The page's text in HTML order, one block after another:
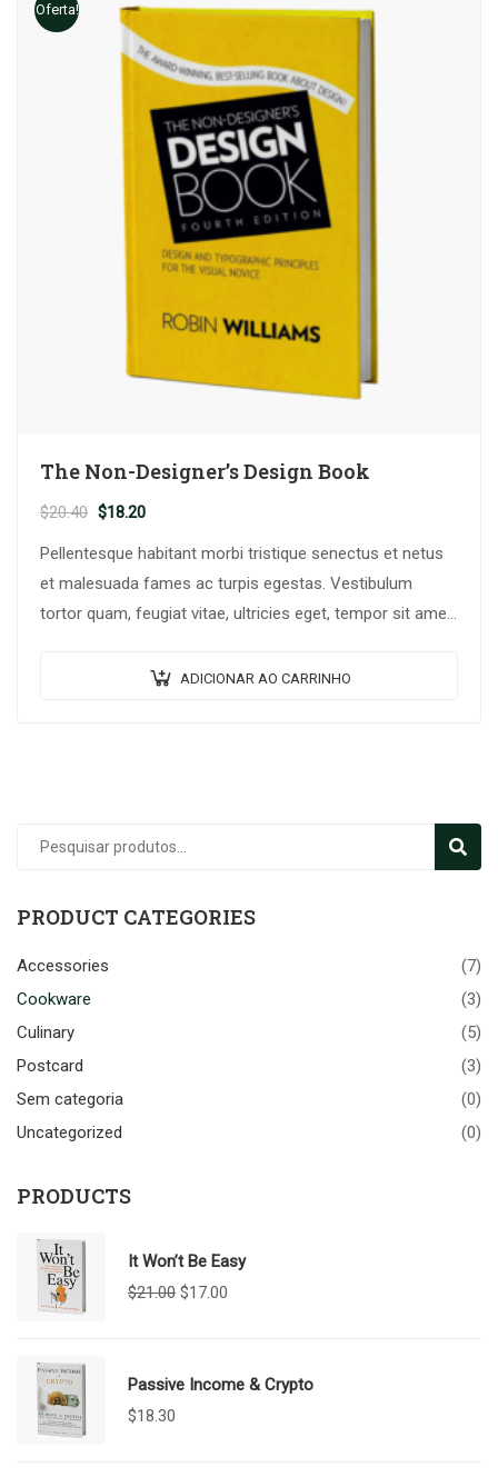
Oferta!
The Non-Designer’s Design Book
$20.40 O
$18.20O
Pellentesque habitant morbi tristique senectus et netus
et malesuada fames ac turpis egestas. Vestibulum
tortor quam, feugiat vitae, ultricies eget, tempor sit amet,
ADICIONAR AO CARRINHO
Pesquisar
PRODUCT CATEGORIES
Accessories
(7)
Cookware
(3)
Culinary
(5)
Postcard
(3)
Sem categoria
(0)
Uncategorized
(0)
PRODUCTS
It Won’t Be Easy
$21.00 O
$21.00.
$17.00
$17.00.
Passive Income & Crypto
$18.30